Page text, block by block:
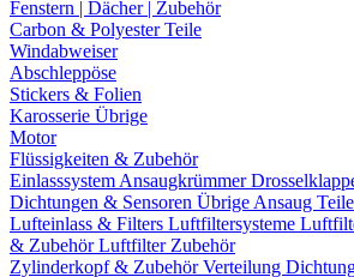
Fenstern | Dächer | Zubehör
Carbon & Polyester Teile
Windabweiser
Abschleppöse
Stickers & Folien
Karosserie Übrige
Motor
Flüssigkeiten & Zubehör
Einlasssystem Ansaugkrümmer
Dichtungen & Sensoren Übrige Ansaug Teile
Lufteinlass & Filters Luftfiltersysteme
& ZubehörLuftfilter Zubehör
Zylinderkopf & ZubehörVerteilung